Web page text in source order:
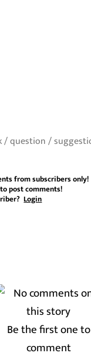
from subscribers only!
to post comments!
Login
Be the first one to
comment